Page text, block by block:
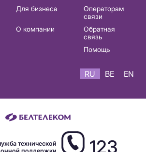
Для бизнеса
Операторам
связи
О компании
Обратная
связь
Помощь
RU BE EN
технической
123